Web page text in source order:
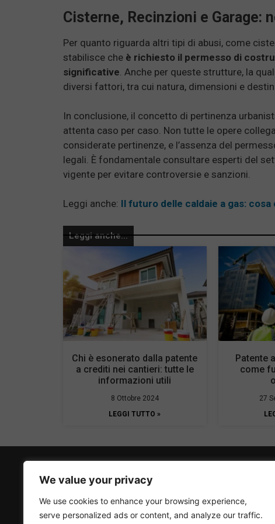
We value your privacy
We use cookies to enhance your browsing experience,
serve personalized ads or content, and analyze our traffic.
Cisterne, Recinzioni e Garage:
Per quanto riguarda altri tipi di abusi, come
stabilisce che è richiesto il permesso di
significative. Anche per queste strutture, la
diversi fattori, tra cui natura, dimensioni e
In conclusione, il concetto di pertinenza
attenta caso per caso. Non tutte le opere
considerate pertinenze, e l’assenza del
legali. È fondamentale consultare esperti del
vigente per evitare controversie e sanzioni.
Leggi anche: Il futuro delle caldaie a gas:
Leggi anche...
Chi è esonerato dalla patente
a crediti nei cantieri: tutte le
informazioni utili
8 Ottobre 2024
LEGGI TUTTO »
Patente
come
27
Tuttosuperbonus.it è la tua fonte
online di informazioni utili e novità sui